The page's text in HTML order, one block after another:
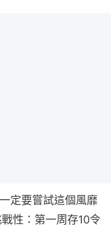
定要嘗試這個風靡
性：第一周存10令